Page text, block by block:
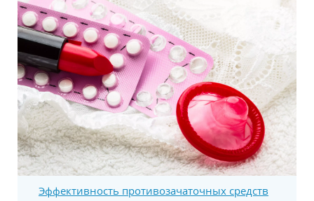
Эффективность противозачаточных средств